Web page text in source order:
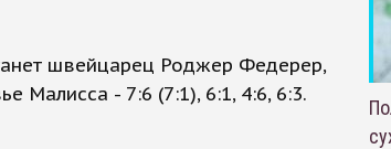
швейцарец Роджер Федерер,
Малисса - 7:6 (7:1), 6:1, 4:6, 6:3.